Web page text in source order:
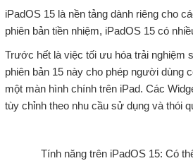
iPadOS 15 là nền tảng dành riêng cho
phiên bản tiền nhiệm, iPadOS 15 có
Trước hết là việc tối ưu hóa trải nghiệm
phiên bản 15 này cho phép người dùng
một màn hình chính trên iPad. Các
tùy chỉnh theo nhu cầu sử dụng và thói
Tính năng trên iPadOS 15: Có